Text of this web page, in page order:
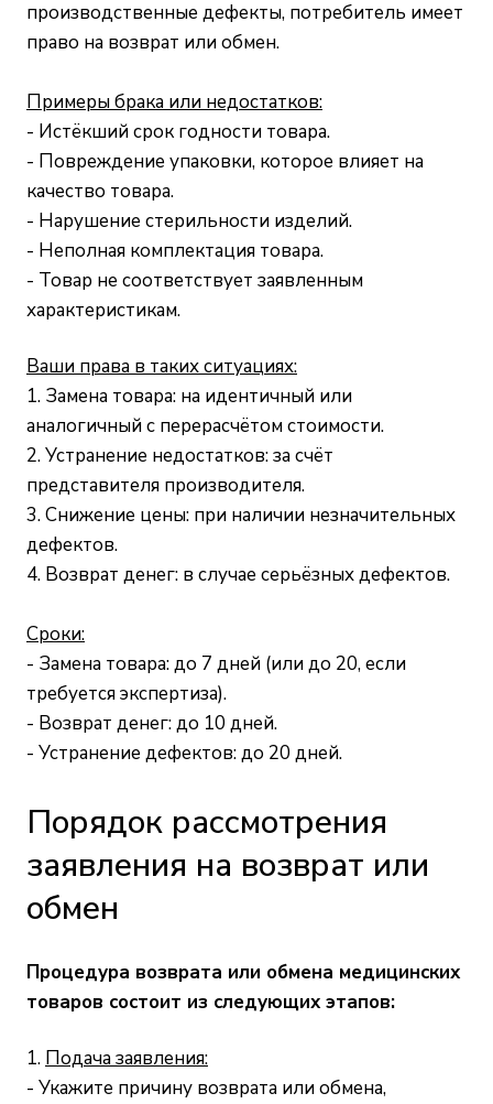
производственные дефекты, потребитель имеет
право на возврат или обмен.
Примеры брака или недостатков:
- Истёкший срок годности товара.
- Повреждение упаковки, которое влияет на
качество товара.
- Нарушение стерильности изделий.
- Неполная комплектация товара.
- Товар не соответствует заявленным
характеристикам.
Ваши права в таких ситуациях:
1. Замена товара: на идентичный или
аналогичный с перерасчётом стоимости.
2. Устранение недостатков: за счёт
представителя производителя.
3. Снижение цены: при наличии незначительных
дефектов.
4. Возврат денег: в случае серьёзных дефектов.
Сроки:
- Замена товара: до 7 дней (или до 20, если
требуется экспертиза).
- Возврат денег: до 10 дней.
- Устранение дефектов: до 20 дней.
Порядок рассмотрения
заявления на возврат или
обмен
Процедура возврата или обмена медицинских
товаров состоит из следующих этапов:
1. Подача заявления:
- Укажите причину возврата или обмена,